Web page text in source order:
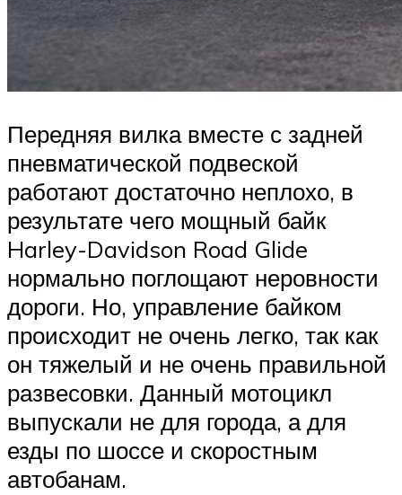
Передняя вилка вместе с задней
пневматической подвеской
работают достаточно неплохо, в
результате чего мощный байк
Harley-Davidson Road Glide
нормально поглощают неровности
дороги. Но, управление байком
происходит не очень легко, так как
он тяжелый и не очень правильной
развесовки. Данный мотоцикл
выпускали не для города, а для
езды по шоссе и скоростным
автобанам.